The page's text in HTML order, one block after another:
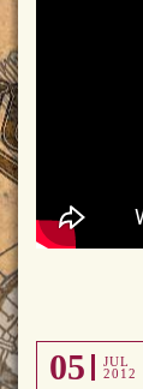
05
JUL
2012